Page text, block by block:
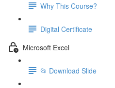
Why This Course?
Digital Certificate
Microsoft Excel
📂 Download Slide